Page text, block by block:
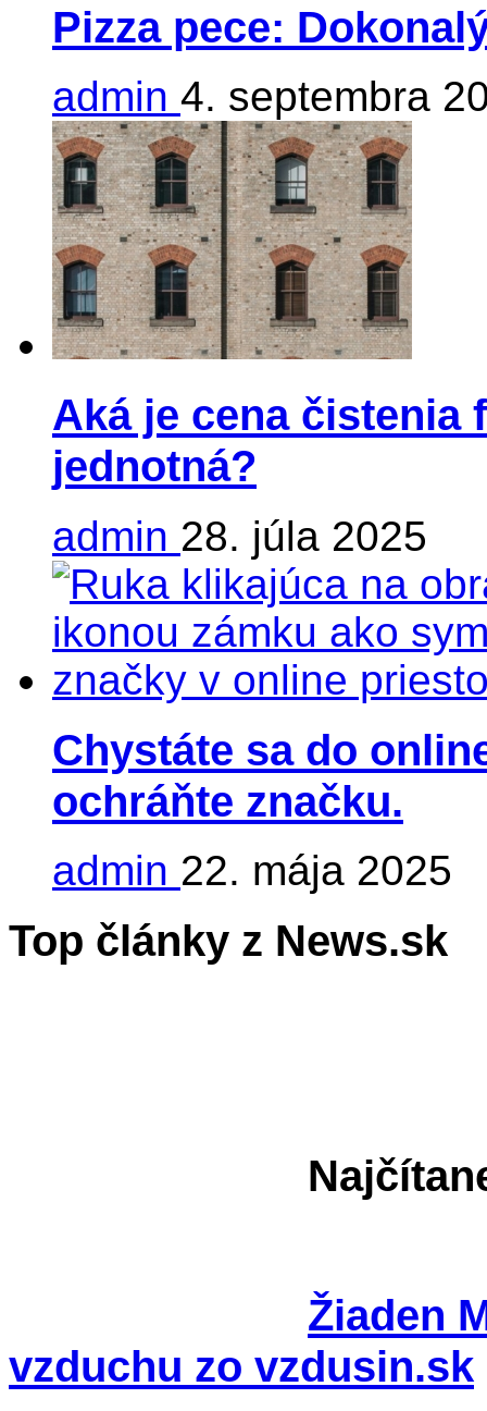
Pizza pece:
admin 4. septembra
Aká je cena čistenia
jednotná?
admin 28. júla 2025
Chystáte sa do
ochráňte značku.
admin 22. mája 2025
Top články z News.sk
Žiaden
vzduchu zo vzdusin.sk